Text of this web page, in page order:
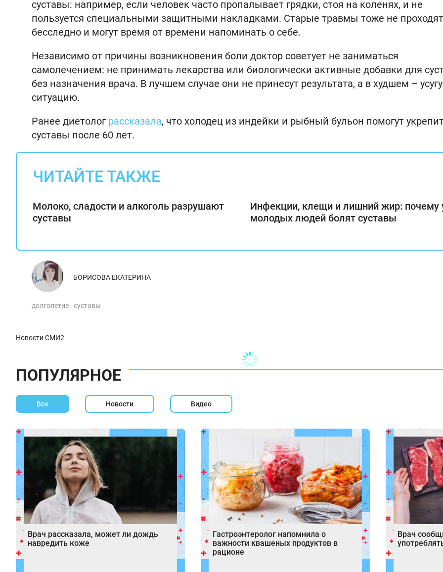
суставы: например, если человек часто пропалывает грядки, стоя на коленях, и не
пользуется специальными защитными накладками. Старые травмы тоже не проходят
бесследно и могут время от времени напоминать о себе.
Независимо от причины возникновения боли доктор советует не заниматься
самолечением: не принимать лекарства или биологически активные добавки для
без назначения врача. В лучшем случае они не принесут результата, а в худшем –
ситуацию.
Ранее диетолог рассказала, что холодец из индейки и рыбный бульон помогут
суставы после 60 лет.
ЧИТАЙТЕ ТАКЖЕ
Молоко, сладости и алкоголь разрушают
суставы
Инфекции, клещи и лишний жир: почему
молодых людей болят суставы
БОРИСОВА ЕКАТЕРИНА
долголетие суставы
Новости СМИ2
ПОПУЛЯРНОЕ
Все Новости Видео
Врач рассказала, может ли дождь
навредить коже
Гастроэнтеролог напомнила о
важности квашеных продуктов в
рационе
Врач